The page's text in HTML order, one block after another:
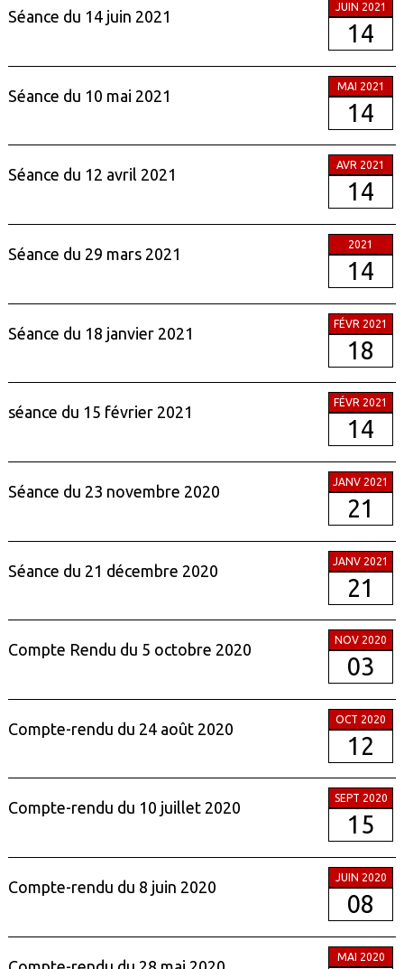
Séance du 14 juin 2021
JUIN 2021
14
Séance du 10 mai 2021
MAI 2021
14
Séance du 12 avril 2021
AVR 2021
14
Séance du 29 mars 2021
2021
14
Séance du 18 janvier 2021
FÉVR 2021
18
séance du 15 février 2021
FÉVR 2021
14
Séance du 23 novembre 2020
JANV 2021
21
Séance du 21 décembre 2020
JANV 2021
21
Compte Rendu du 5 octobre 2020
NOV 2020
03
Compte-rendu du 24 août 2020
OCT 2020
12
Compte-rendu du 10 juillet 2020
SEPT 2020
15
Compte-rendu du 8 juin 2020
JUIN 2020
08
MAI 2020